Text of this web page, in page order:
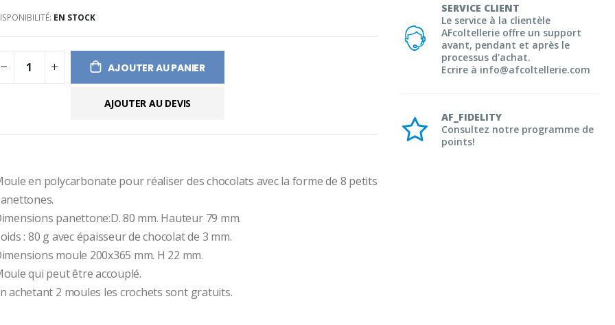
SERVICE CLIENT
Le service à la clientèle
AFcoltellerie offre un support
avant, pendant et après le
processus d'achat.
Ecrire à info@afcoltellerie.com
AF_FIDELITY
Consultez notre programme de
points!
EN STOCK
AJOUTER AU PANIER
AJOUTER AU DEVIS
en polycarbonate pour réaliser des chocolats avec la forme de 8 petits
panettone:D. 80 mm. Hauteur 79 mm.
: 80 g avec épaisseur de chocolat de 3 mm.
moule 200x365 mm. H 22 mm.
qui peut être accouplé.
achetant 2 moules les crochets sont gratuits.